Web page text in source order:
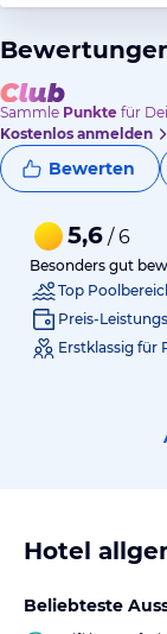
Sammle Punkte für
Kostenlos anmelden
Bewerten
5,6 / 6
Besonders gut
Top
Preis-
Erstklassig für
Hotel
Beliebteste